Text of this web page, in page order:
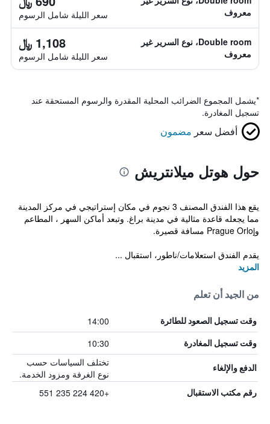
معروف
سعر الليلة شامل الرسوم
Double room، نوع السرير غير
معروف
1,108 ﷼
سعر الليلة شامل الرسوم
*يشمل المجموع الضرائب المحلية المقدرة والرسوم المستحقة عند
تسجيل المغادرة.
أفضل سعر مضمون
حول هوتل ميلانتريش
يقع هذا الفندق المصنف 3 نجوم في مكان إستراتيجي في مركز المدينة
مما يجعله قاعدة مثالية في مدينة براغ. وتبعد أماكن السهر ، المطاعم
وPrague Orloj مسافة قصيرة.
يقدم الفندق استعلامات/ناطور، استقبال ...
المزيد
من الجيد أن تعلم
وقت تسجيل الصعود للطائرة 14:00
وقت تسجيل المغادرة 10:30
الدفع والإلغاء
تختلف السياسات حسب
نوع الغرفة ومزود الخدمة.
رقم مكتب الاستقبال +420 224 235 551